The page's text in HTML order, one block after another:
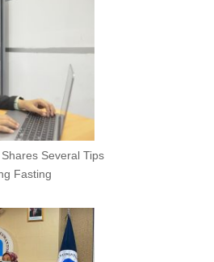
Several Tips
Fasting